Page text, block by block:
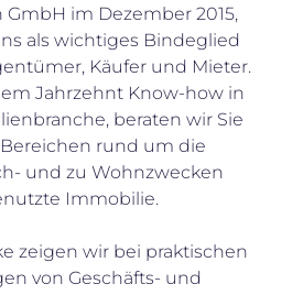
im Dezember 2015,
als wichtiges Bindeglied
Käufer und Mieter.
Jahrzehnt Know-how in
beraten wir Sie
rund um die
und zu Wohnzwecken
Immobilie.
zeigen wir bei praktischen
von Geschäfts- und